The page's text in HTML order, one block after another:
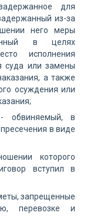
для
из-за
него меры
в целях
исполнения
суда или замены
а также
осуждения или
обвиняемый, в
в виде
которого
вступил в
запрещенные
перевозке и